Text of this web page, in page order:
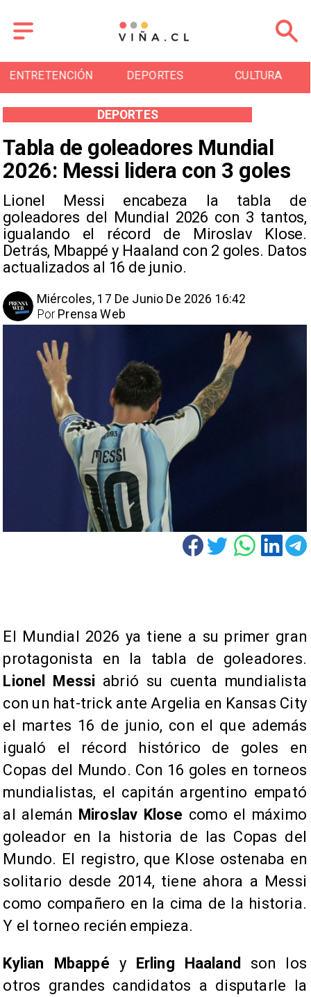
DEPORTES CULTURA
Tabla de goleadores Mundial
2026: Messi lidera con 3 goles
Lionel Messi encabeza la tabla de
goleadores del Mundial 2026 con 3 tantos,
igualando el récord de Miroslav Klose.
Detrás, Mbappé y Haaland con 2 goles. Datos
actualizados al 16 de junio.
DEPORTES
Miércoles, 17 De Junio De 2026 16:42
Prensa Web
Por
El Mundial 2026 ya tiene a su primer gran
protagonista en la tabla de goleadores.
Lionel Messi abrió su cuenta mundialista
con un hat-trick ante Argelia en Kansas City
el martes 16 de junio, con el que además
igualó el récord histórico de goles en
Copas del Mundo. Con 16 goles en torneos
mundialistas, el capitán argentino empató
al alemán Miroslav Klose como el máximo
goleador en la historia de las Copas del
Mundo. El registro, que Klose ostenaba en
solitario desde 2014, tiene ahora a Messi
como compañero en la cima de la historia.
Y el torneo recién empieza.
Kylian Mbappé y Erling Haaland
son los
otros grandes candidatos a disputarle la